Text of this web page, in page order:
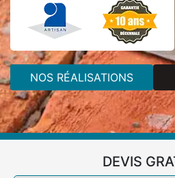
NOS RÉALISATIONS
DEVIS